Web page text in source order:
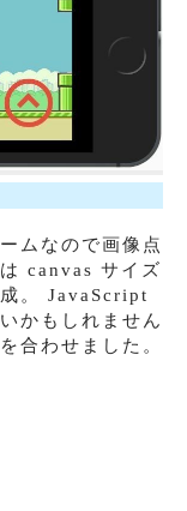
ムなので画像点
canvas サイズ
。 JavaScript
かもしれません
合わせました。